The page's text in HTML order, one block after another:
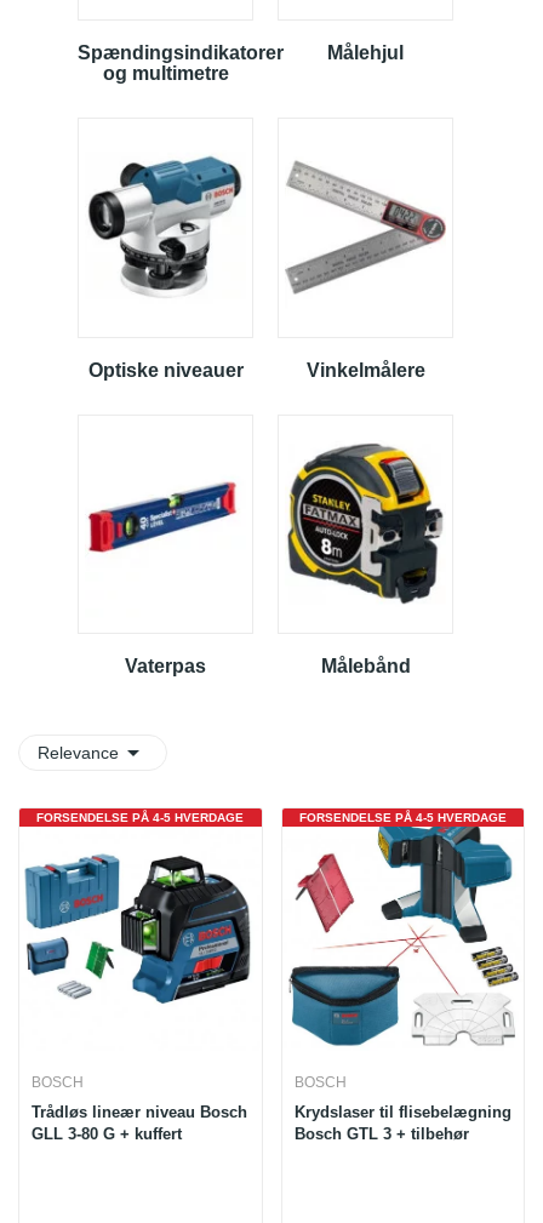
Spændingsindikatorer
og multimetre
Målehjul
Optiske niveauer Vinkelmålere
Vaterpas Målebånd
Relevance 
FORSENDELSE PÅ 4-5 HVERDAGE
BOSCH
Trådløs lineær niveau Bosch
GLL 3-80 G + kuffert
FORSENDELSE PÅ 4-5 HVERDAGE
BOSCH
Krydslaser til flisebelægning
Bosch GTL 3 + tilbehør